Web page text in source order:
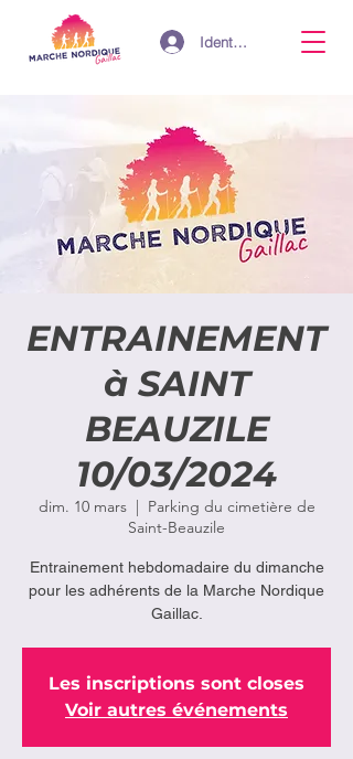
Identifiant
ENTRAINEMENT
à SAINT
BEAUZILE
10/03/2024
dim. 10 mars
  |
Parking du cimetière de
Saint-Beauzile
Entrainement hebdomadaire du dimanche
pour les adhérents de la Marche Nordique
Gaillac.
Les inscriptions sont closes
Voir autres événements